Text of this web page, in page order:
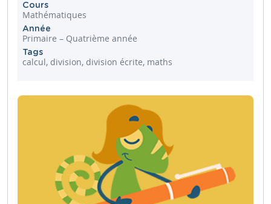
Cours
Mathématiques
Année
Primaire – Quatrième année
Tags
calcul, division, division écrite, maths